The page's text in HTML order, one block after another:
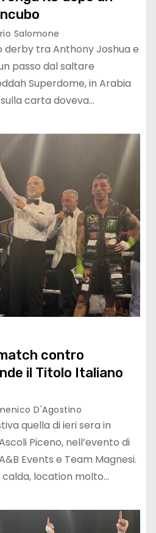
Salomone
tra Anthony Joshua e
passo dal saltare
Superdome, in Arabia
carta doveva…
contro
il Titolo Italiano
D'Agostino
quella di ieri sera in
Piceno, nell’evento di
Events e Team Magnesi.
location molto…